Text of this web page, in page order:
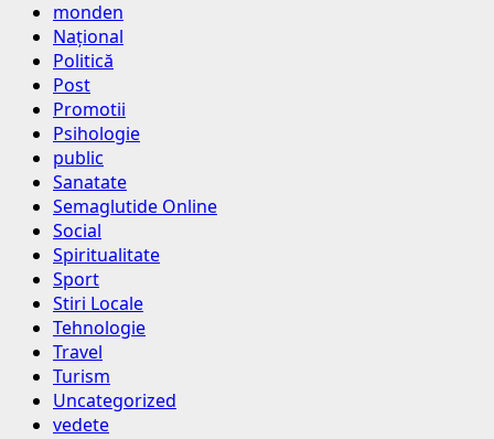
monden
Național
Politică
Post
Promotii
Psihologie
public
Sanatate
Semaglutide Online
Social
Spiritualitate
Sport
Stiri Locale
Tehnologie
Travel
Turism
Uncategorized
vedete